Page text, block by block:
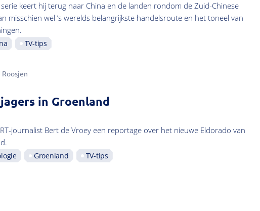
keert hij terug naar China en de landen rondom de Zuid-Chinese
misschien wel ’s werelds belangrijkste handelsroute en het toneel van
TV-tips
in Groenland
journalist Bert de Vroey een reportage over het nieuwe Eldorado van
Groenland TV-tips